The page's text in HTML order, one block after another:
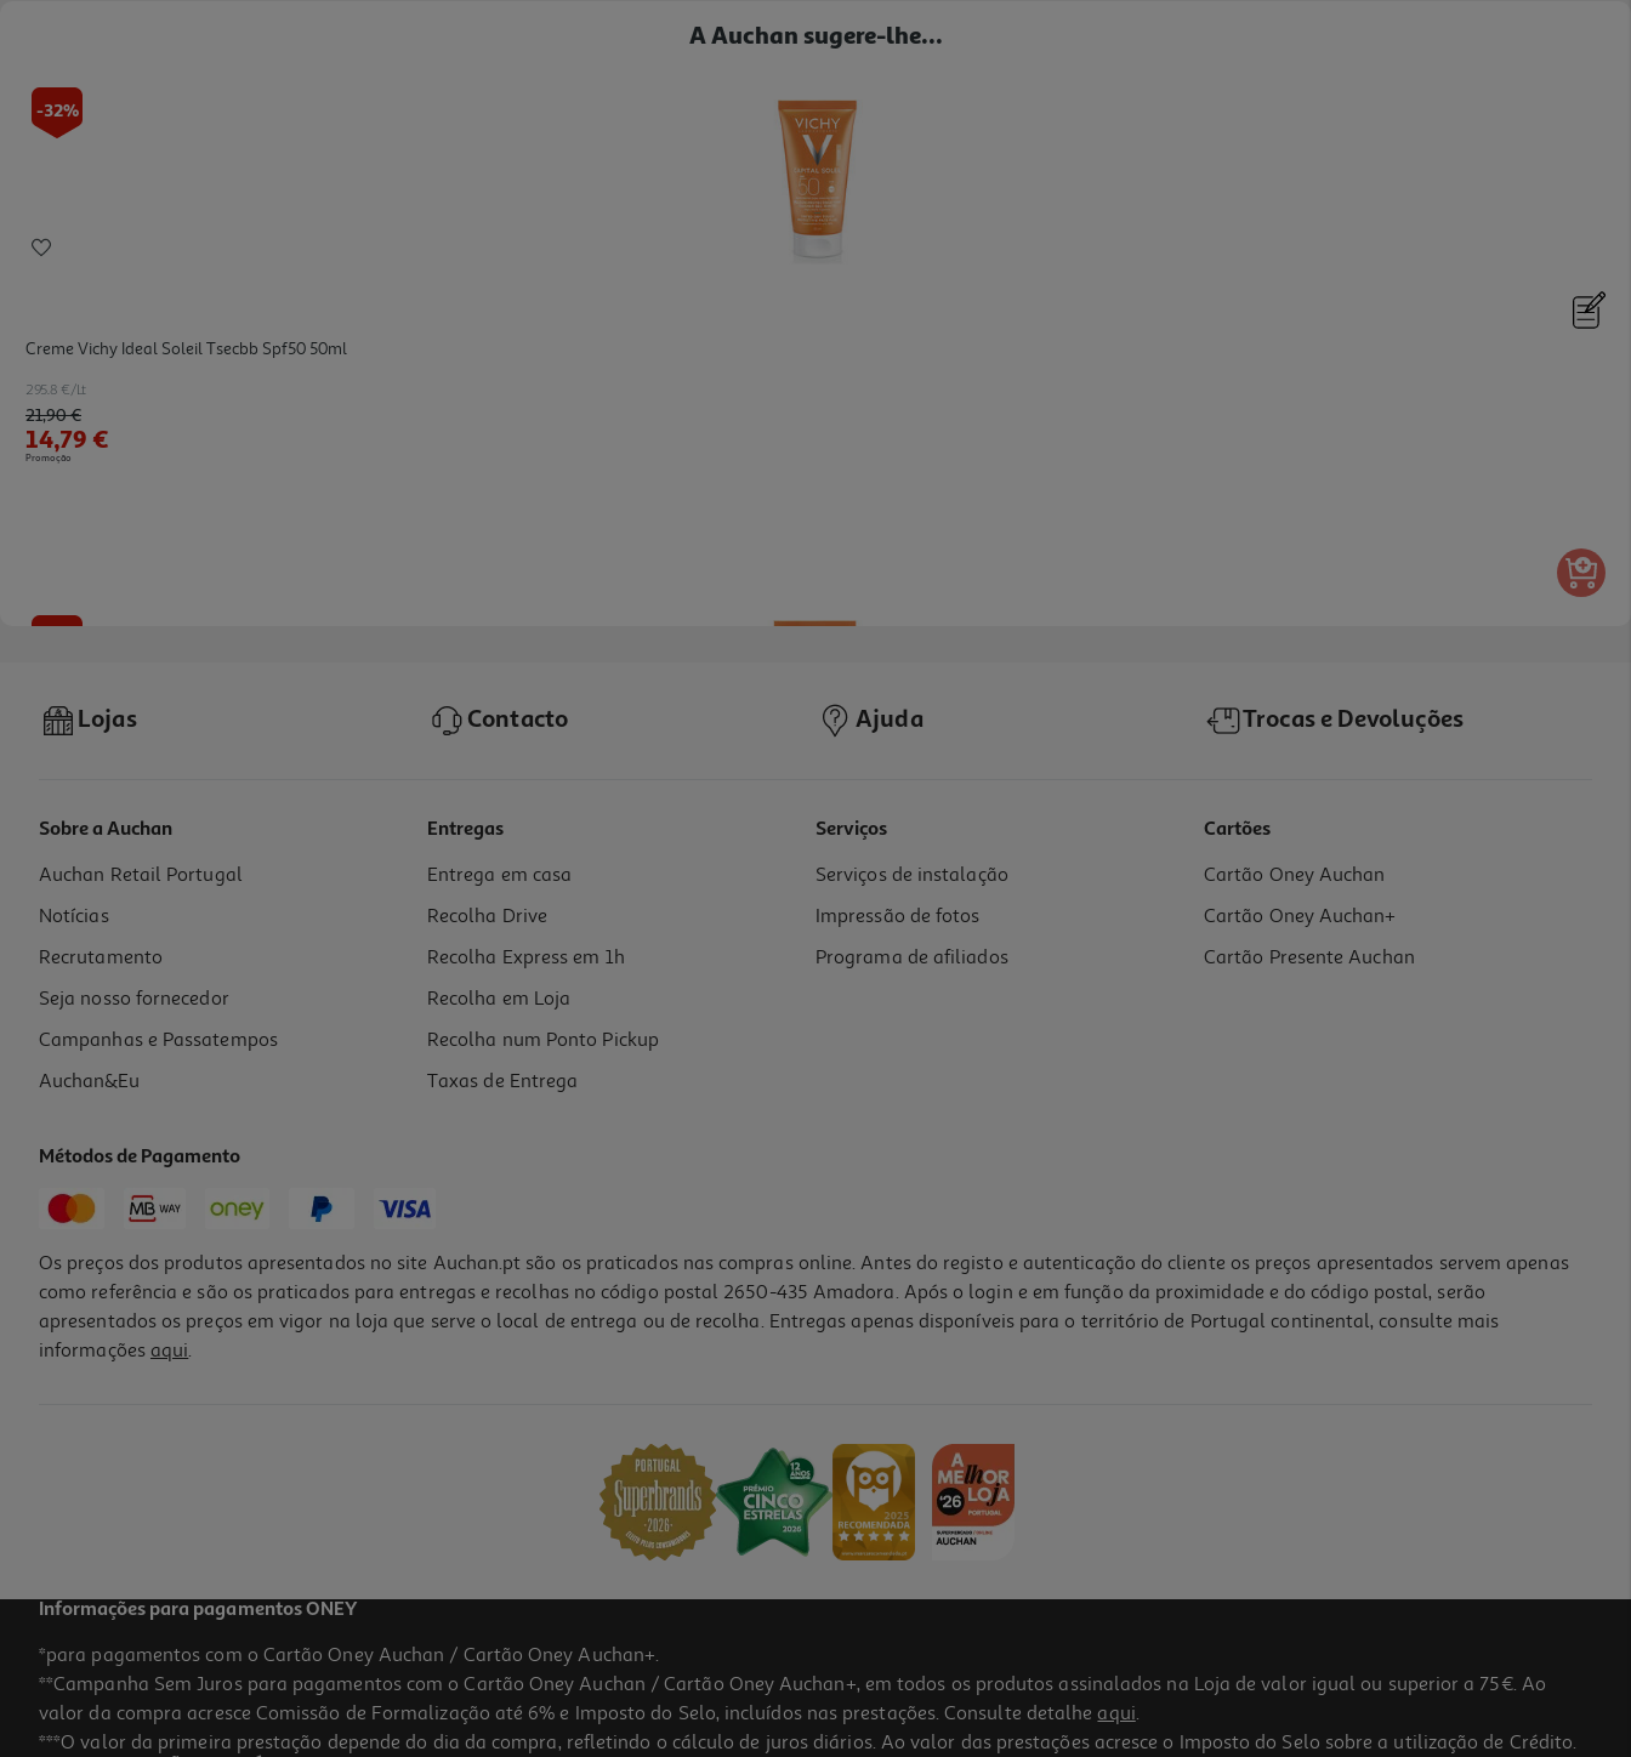
A Auchan sugere-lhe...
-32%
Creme Vichy Ideal Soleil Tsecbb Spf50 50ml
295.8 €/Lt
Price reduced from
21,90 €to
14,79 €
Promoção
Creme Vichy Ideal Soleil Spf50+ 50ml
295.8 €/Lt
14,79 €
-37%
-37%
Lojas Contacto Ajuda Trocas e Devoluções
Sobre a Auchan
Auchan Retail Portugal
Notícias
Recrutamento
Seja nosso fornecedor
Campanhas e Passatempos
Auchan&Eu
Entregas
Entrega em casa
Recolha Drive
Recolha Express em 1h
Recolha em Loja
Recolha num Ponto Pickup
Taxas de Entrega
Serviços
Serviços de instalação
Impressão de fotos
Programa de afiliados
Cartões
Cartão Oney Auchan
Cartão Oney Auchan+
Cartão Presente Auchan
Métodos de Pagamento
Os preços dos produtos apresentados no site Auchan.pt são os praticados nas compras online. Antes do registo e autenticação do cliente os preços apresentados servem apenas
como referência e são os praticados para entregas e recolhas no código postal 2650-435 Amadora. Após o login e em função da proximidade e do código postal, serão
apresentados os preços em vigor na loja que serve o local de entrega ou de recolha. Entregas apenas disponíveis para o território de Portugal continental, consulte mais
informações aqui.
Informações para pagamentos ONEY
*para pagamentos com o Cartão Oney Auchan / Cartão Oney Auchan+.
**Campanha Sem Juros para pagamentos com o Cartão Oney Auchan / Cartão Oney Auchan+, em todos os produtos assinalados na Loja de valor igual ou superior a 75€. Ao
valor da compra acresce Comissão de Formalização até 6% e Imposto do Selo, incluídos nas prestações. Consulte detalhe aqui.
***O valor da primeira prestação depende do dia da compra, refletindo o cálculo de juros diários. Ao valor das prestações acresce o Imposto do Selo sobre a utilização de Crédito.